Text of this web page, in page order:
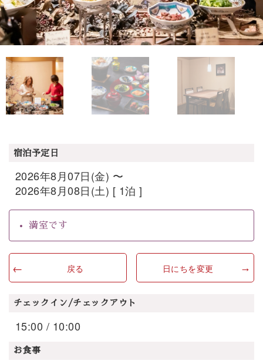
宿泊予定日
2026年8月07日(金) 〜
2026年8月08日(土) [ 1泊 ]
満室です
戻る 日にちを変更
チェックイン/チェックアウト
15:00 / 10:00
お食事